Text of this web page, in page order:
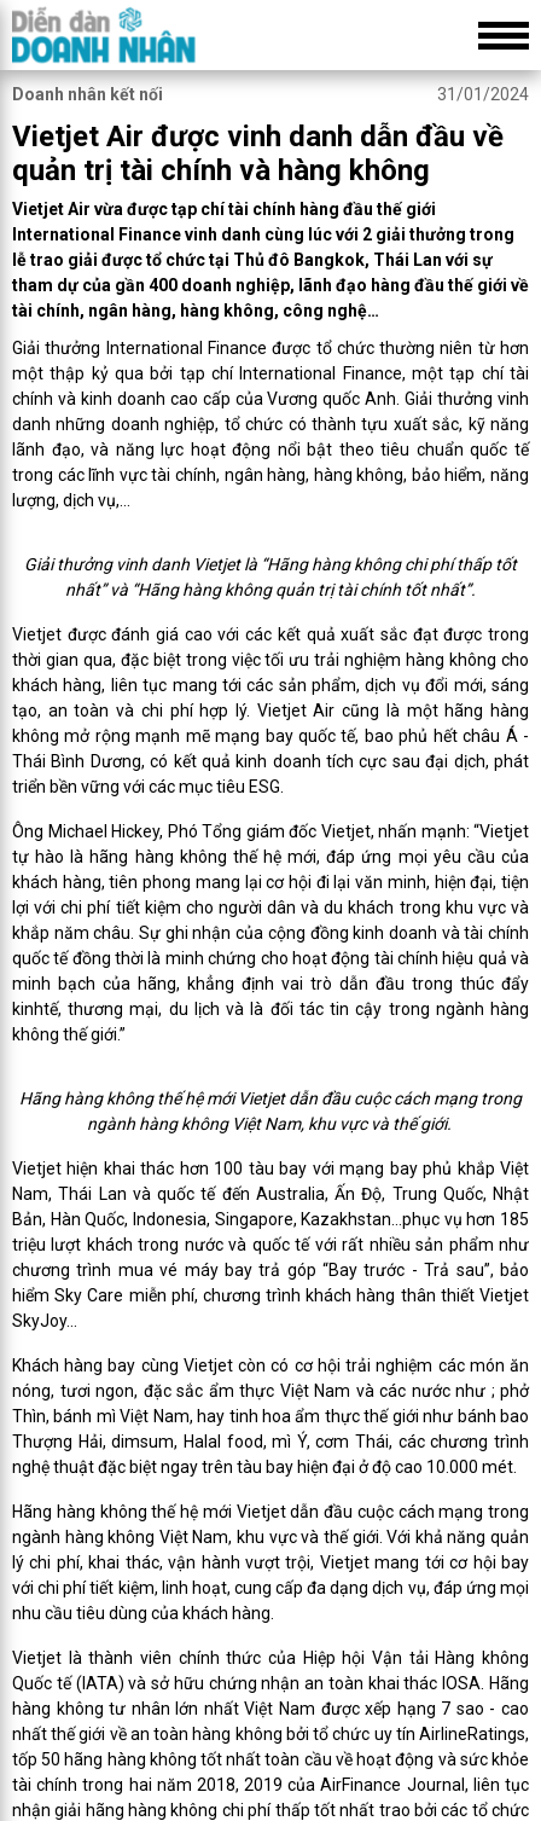
Doanh nhân kết nối 31/01/2024
Vietjet Air được vinh danh dẫn đầu về
quản trị tài chính và hàng không
Vietjet Air vừa được tạp chí tài chính hàng đầu thế giới
International Finance vinh danh cùng lúc với 2 giải thưởng trong
lễ trao giải được tổ chức tại Thủ đô Bangkok, Thái Lan với sự
tham dự của gần 400 doanh nghiệp, lãnh đạo hàng đầu thế giới về
tài chính, ngân hàng, hàng không, công nghệ…
Giải thưởng International Finance được tổ chức thường niên từ hơn
một thập kỷ qua bởi tạp chí International Finance, một tạp chí tài
chính và kinh doanh cao cấp của Vương quốc Anh. Giải thưởng vinh
danh những doanh nghiệp, tổ chức có thành tựu xuất sắc, kỹ năng
lãnh đạo, và năng lực hoạt động nổi bật theo tiêu chuẩn quốc tế
trong các lĩnh vực tài chính, ngân hàng, hàng không, bảo hiểm, năng
lượng, dịch vụ,…
Giải thưởng vinh danh Vietjet là “Hãng hàng không chi phí thấp tốt
nhất” và “Hãng hàng không quản trị tài chính tốt nhất”.
Vietjet được đánh giá cao với các kết quả xuất sắc đạt được trong
thời gian qua, đặc biệt trong việc tối ưu trải nghiệm hàng không cho
khách hàng, liên tục mang tới các sản phẩm, dịch vụ đổi mới, sáng
tạo, an toàn và chi phí hợp lý. Vietjet Air cũng là một hãng hàng
không mở rộng mạnh mẽ mạng bay quốc tế, bao phủ hết châu Á -
Thái Bình Dương, có kết quả kinh doanh tích cực sau đại dịch, phát
triển bền vững với các mục tiêu ESG.
Ông Michael Hickey, Phó Tổng giám đốc Vietjet, nhấn mạnh: “Vietjet
tự hào là hãng hàng không thế hệ mới, đáp ứng mọi yêu cầu của
khách hàng, tiên phong mang lại cơ hội đi lại văn minh, hiện đại, tiện
lợi với chi phí tiết kiệm cho người dân và du khách trong khu vực và
khắp năm châu. Sự ghi nhận của cộng đồng kinh doanh và tài chính
quốc tế đồng thời là minh chứng cho hoạt động tài chính hiệu quả và
minh bạch của hãng, khẳng định vai trò dẫn đầu trong thúc đẩy
kinhtế, thương mại, du lịch và là đối tác tin cậy trong ngành hàng
không thế giới.”
Hãng hàng không thế hệ mới Vietjet dẫn đầu cuộc cách mạng trong
ngành hàng không Việt Nam, khu vực và thế giới.
Vietjet hiện khai thác hơn 100 tàu bay với mạng bay phủ khắp Việt
Nam, Thái Lan và quốc tế đến Australia, Ấn Độ, Trung Quốc, Nhật
Bản, Hàn Quốc, Indonesia, Singapore, Kazakhstan…phục vụ hơn 185
triệu lượt khách trong nước và quốc tế với rất nhiều sản phẩm như
chương trình mua vé máy bay trả góp “Bay trước - Trả sau”, bảo
hiểm Sky Care miễn phí, chương trình khách hàng thân thiết Vietjet
SkyJoy…
Khách hàng bay cùng Vietjet còn có cơ hội trải nghiệm các món ăn
nóng, tươi ngon, đặc sắc ẩm thực Việt Nam và các nước như ; phở
Thìn, bánh mì Việt Nam, hay tinh hoa ẩm thực thế giới như bánh bao
Thượng Hải, dimsum, Halal food, mì Ý, cơm Thái, các chương trình
nghệ thuật đặc biệt ngay trên tàu bay hiện đại ở độ cao 10.000 mét.
Hãng hàng không thế hệ mới Vietjet dẫn đầu cuộc cách mạng trong
ngành hàng không Việt Nam, khu vực và thế giới. Với khả năng quản
lý chi phí, khai thác, vận hành vượt trội, Vietjet mang tới cơ hội bay
với chi phí tiết kiệm, linh hoạt, cung cấp đa dạng dịch vụ, đáp ứng mọi
nhu cầu tiêu dùng của khách hàng.
Vietjet là thành viên chính thức của Hiệp hội Vận tải Hàng không
Quốc tế (IATA) và sở hữu chứng nhận an toàn khai thác IOSA. Hãng
hàng không tư nhân lớn nhất Việt Nam được xếp hạng 7 sao - cao
nhất thế giới về an toàn hàng không bởi tổ chức uy tín AirlineRatings,
tốp 50 hãng hàng không tốt nhất toàn cầu về hoạt động và sức khỏe
tài chính trong hai năm 2018, 2019 của AirFinance Journal, liên tục
nhận giải hãng hàng không chi phí thấp tốt nhất trao bởi các tổ chức